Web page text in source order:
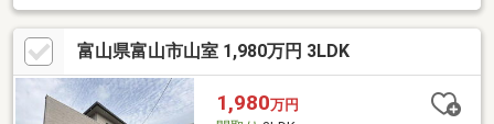
富山県富山市山室 1,980万円 3LDK
1,980万円